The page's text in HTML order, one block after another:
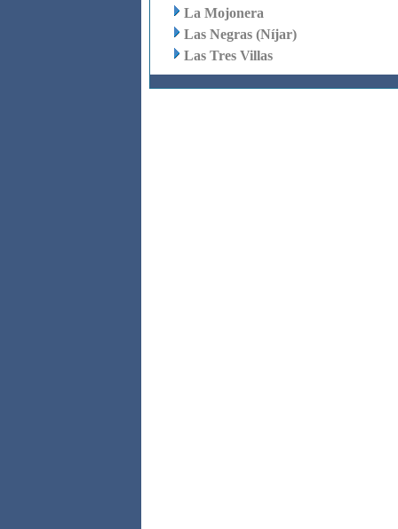
La Mojonera
Las Negras (Níjar)
Las Tres Villas